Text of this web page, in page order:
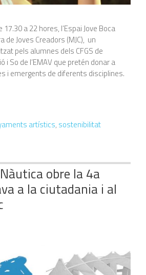
a 22 hores, l’Espai Jove Boca
de Joves Creadors (MJC), un
pels alumnes dels CFGS de
i So de l’EMAV que pretén donar a
i emergents de diferents disciplines.
artístics, sostenibilitat
obre la 4a
a la ciutadania i al